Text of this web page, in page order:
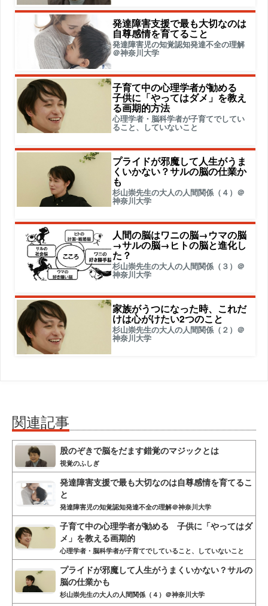
発達障害支援で最も大切なのは
自尊感情を育てること
発達障害児の知覚認知発達不全の理解
＠神奈川大学
子育て中の心理学者が勧める
子供に「やってはダメ」を教え
る画期的方法
心理学者・脳科学者が子育てでしてい
ること、していないこと
プライドが邪魔して人生がうま
くいかない？サルの脳の仕業か
も
杉山崇先生の大人の人間関係（４）＠
神奈川大学
人間の脳はワニの脳→ウマの脳
→サルの脳→ヒトの脳と進化し
た？
杉山崇先生の大人の人間関係（３）＠
神奈川大学
家族がうつになった時、これだ
けは心がけたい2つのこと
杉山崇先生の大人の人間関係（２）＠
神奈川大学
関連記事
股のぞきで脳をだます錯覚のマジックとは
視覚のふしぎ
発達障害支援で最も大切なのは自尊感情を育てるこ
と
発達障害児の知覚認知発達不全の理解＠神奈川大学
子育て中の心理学者が勧める 子供に「やってはダ
メ」を教える画期的
心理学者・脳科学者が子育てでしていること、していないこと
プライドが邪魔して人生がうまくいかない？サルの
脳の仕業かも
杉山崇先生の大人の人間関係（４）＠神奈川大学